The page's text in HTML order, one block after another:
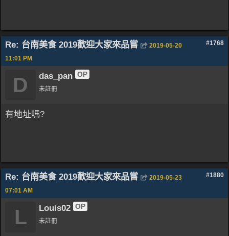
Re: 台南美食 2019歡迎大家來品嘗 #1768
2019-05-20
11:01 PM
D das_pan OP
未註冊
有地址嗎?
Re: 台南美食 2019歡迎大家來品嘗 #1880
2019-05-23
07:01 AM
L Louis02 OP
未註冊